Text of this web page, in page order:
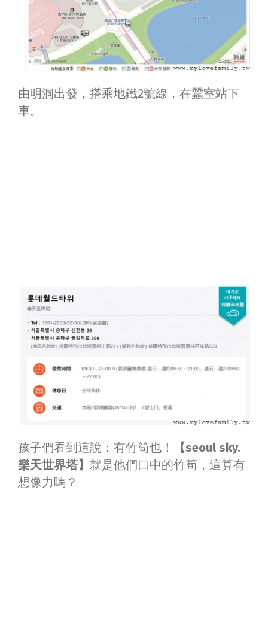
由明洞出發，搭乘地鐵2號線，在蠶室站下
車。
孩子們看到這說：有竹筍也！
【seoul sky.
樂天世界塔】 就是他們口中的竹筍，這算有
想像力嗎？